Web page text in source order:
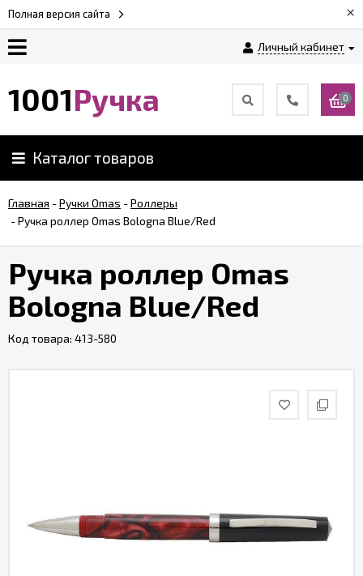
Полная версия сайта ×
Личный кабинет
Возврат
Обзоры
ручек
Контакты
1001Ручка 0
Каталог товаров
Главная -Ручки Omas -Роллеры
-Ручка роллер Omas Bologna Blue/Red
Ручка роллер Omas
Bologna Blue/Red
Код товара: 413-580